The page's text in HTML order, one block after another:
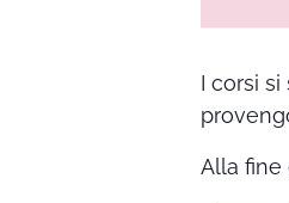
I corsi
Alla fine